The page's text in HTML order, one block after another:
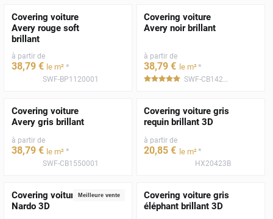
Covering voiture
Avery rouge soft
brillant
à partir de
38,79 € le m² *
SWF-BP1120001
Covering voiture
Avery noir brillant
à partir de
38,79 € le m²*
*****
Covering voiture
Avery gris brillant
à partir de
38,79 € le m² *
SWF-CB1550001
Covering voiture gris
requin brillant 3D
à partir de
20,85 € le m²*
HX20423B
Meilleure vente
Covering voiture gris
Nardo 3D
Covering voiture gris
éléphant brillant 3D